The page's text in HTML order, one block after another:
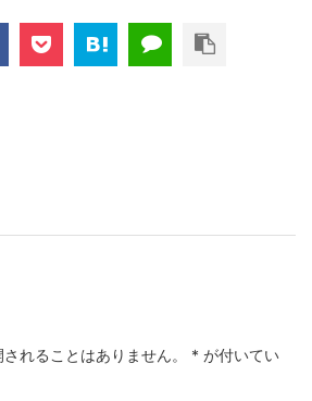
れることはありません。 * が付いてい